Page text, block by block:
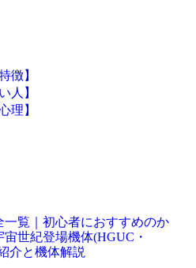
徴】
人】
理】
一覧｜初心者におすすめのか
宙世紀登場機体(HGUC・
介と機体解説